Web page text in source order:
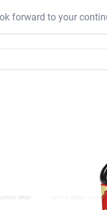
forward to your